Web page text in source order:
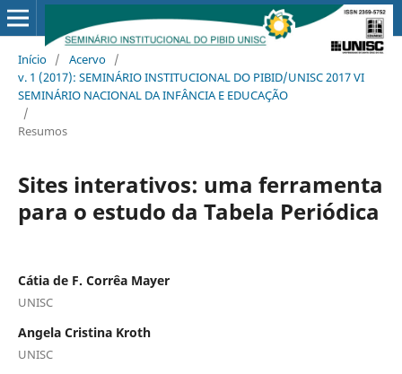
Início / Acervo /
v. 1 (2017): SEMINÁRIO INSTITUCIONAL DO PIBID/UNISC 2017 VI
SEMINÁRIO NACIONAL DA INFÂNCIA E EDUCAÇÃO
/
Resumos
Sites interativos: uma ferramenta
para o estudo da Tabela Periódica
Cátia de F. Corrêa Mayer
UNISC
Angela Cristina Kroth
UNISC